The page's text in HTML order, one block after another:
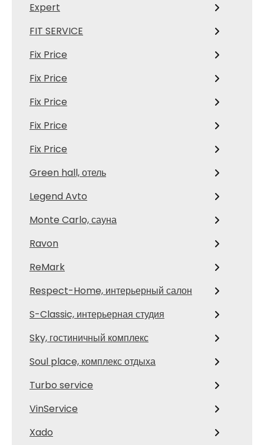
Expert
FIT SERVICE
Fix Price
Fix Price
Fix Price
Fix Price
Fix Price
Green hall, отель
Legend Avto
Monte Carlo, сауна
Ravon
ReMark
Respect-Home, интерьерный салон
S-Classic, интерьерная студия
Sky, гостиничный комплекс
Soul place, комплекс отдыха
Turbo service
VinService
Xado